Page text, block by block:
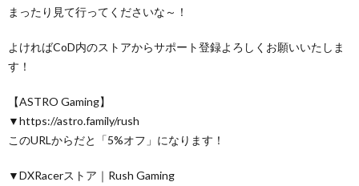
まったり見て行ってくださいな～！
よければCoD内のストアからサポート登録よろしくお願いいたしま
す！
【ASTRO Gaming】
▼https://astro.family/rush
このURLからだと「5%オフ」になります！
▼DXRacerストア｜Rush Gaming